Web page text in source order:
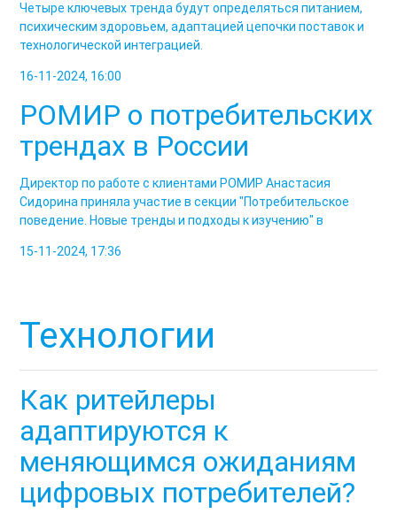
Четыре ключевых тренда будут определяться питанием,
психическим здоровьем, адаптацией цепочки поставок и
технологической интеграцией.
16-11-2024, 16:00
РОМИР о потребительских
трендах в России
Директор по работе с клиентами РОМИР Анастасия
Сидорина приняла участие в секции "Потребительское
поведение. Новые тренды и подходы к изучению" в
15-11-2024, 17:36
Технологии
Как ритейлеры
адаптируются к
меняющимся ожиданиям
цифровых потребителей?